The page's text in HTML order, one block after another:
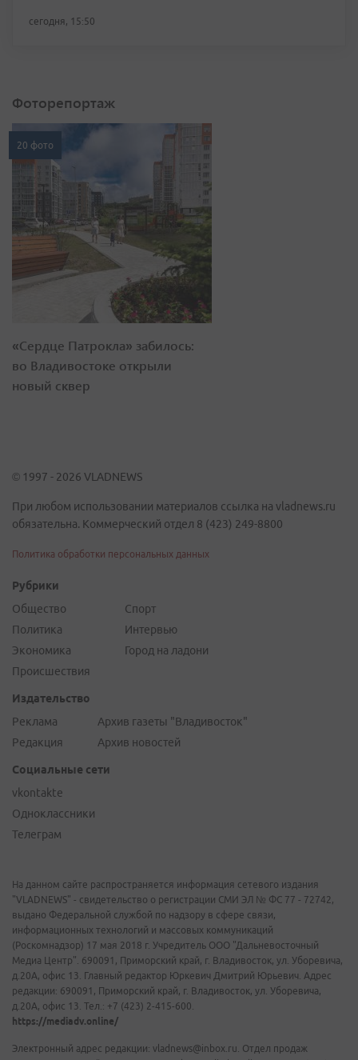
сегодня, 15:50
Фоторепортаж
20 фото
«Сердце Патрокла» забилось:
во Владивостоке открыли
новый сквер
© 1997 - 2026 VLADNEWS
При любом использовании материалов ссылка на vladnews.ru
обязательна. Коммерческий отдел 8 (423) 249-8800
Политика обработки персональных данных
Рубрики
Общество
Политика
Экономика
Происшествия
Спорт
Интервью
Город на ладони
Издательство
Реклама
Редакция
Архив газеты "Владивосток"
Архив новостей
Социальные сети
vkontakte
Одноклассники
Телеграм
На данном сайте распространяется информация сетевого издания
"VLADNEWS" - свидетельство о регистрации СМИ ЭЛ № ФС 77 - 72742,
выдано Федеральной службой по надзору в сфере связи,
информационных технологий и массовых коммуникаций
(Роскомнадзор) 17 мая 2018 г. Учредитель ООО "Дальневосточный
Медиа Центр". 690091, Приморский край, г. Владивосток, ул. Уборевича,
д.20А, офис 13. Главный редактор Юркевич Дмитрий Юрьевич. Адрес
редакции: 690091, Приморский край, г. Владивосток, ул. Уборевича,
д.20А, офис 13. Тел.: +7 (423) 2-415-600.
https://mediadv.online/
Электронный адрес редакции: vladnews@inbox.ru. Отдел продаж